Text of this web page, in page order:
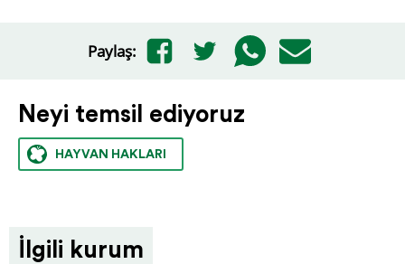
Paylaş:
Neyi temsil ediyoruz
HAYVAN HAKLARI
İlgili kurum